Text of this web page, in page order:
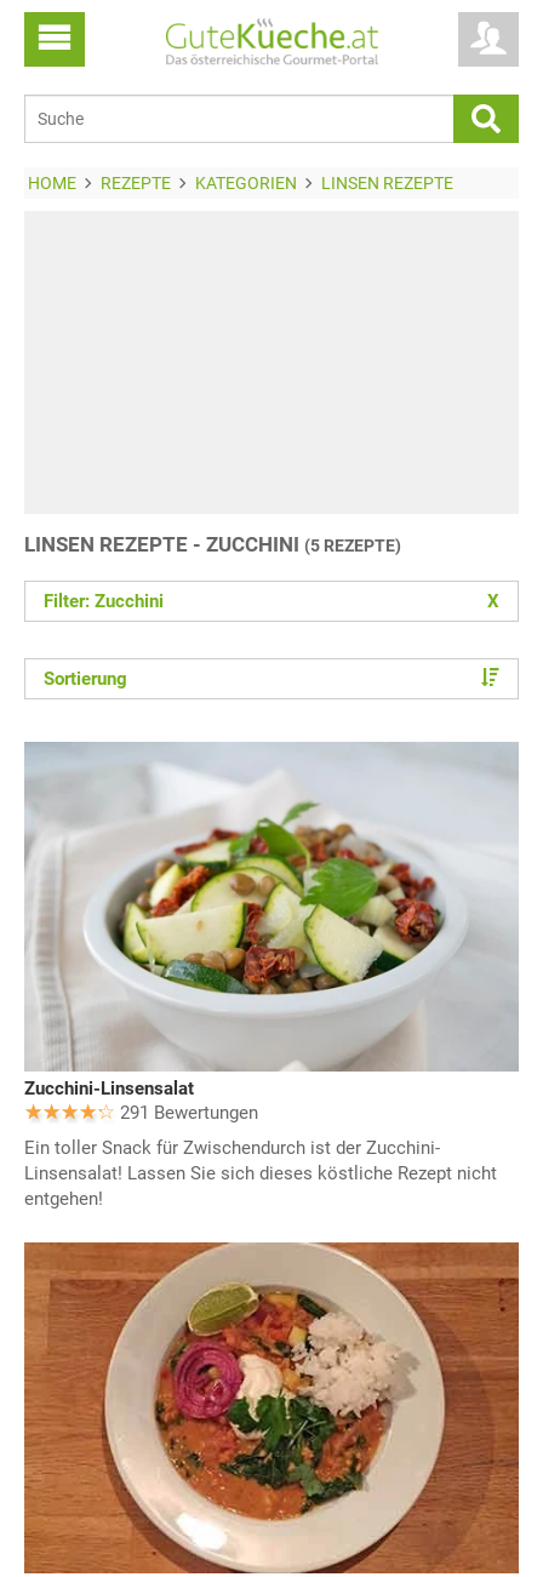
HOME REZEPTE KATEGORIEN LINSEN REZEPTE
LINSEN REZEPTE - ZUCCHINI (5 REZEPTE)
Filter: Zucchini X
Sortierung
Zucchini-Linsensalat
291 Bewertungen
Ein toller Snack für Zwischendurch ist der Zucchini-
Linsensalat! Lassen Sie sich dieses köstliche Rezept nicht
entgehen!